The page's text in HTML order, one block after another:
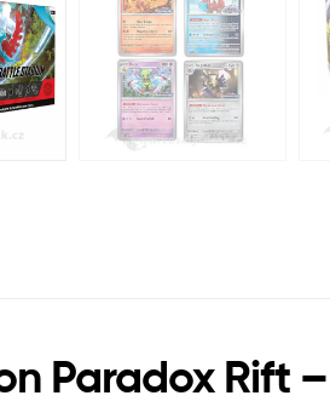
Paradox Rift